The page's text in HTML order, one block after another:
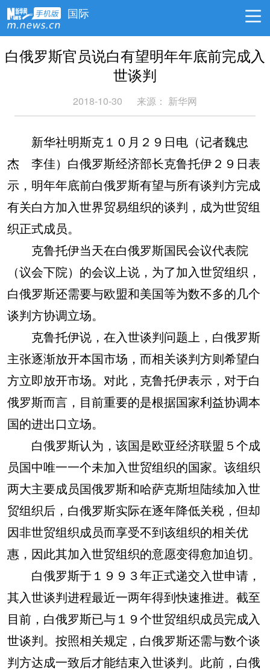
国际
白俄罗斯官员说白有望明年年底前完成入
世谈判
2018-10-30 来源： 新华网
新华社明斯克１０月２９日电（记者魏忠
杰 李佳）白俄罗斯经济部长克鲁托伊２９日表
示，明年年底前白俄罗斯有望与所有谈判方完成
有关白方加入世界贸易组织的谈判，成为世贸组
织正式成员。
克鲁托伊当天在白俄罗斯国民会议代表院
（议会下院）的会议上说，为了加入世贸组织，
白俄罗斯还需要与欧盟和美国等为数不多的几个
谈判方协调立场。
克鲁托伊说，在入世谈判问题上，白俄罗斯
主张逐渐放开本国市场，而相关谈判方则希望白
方立即放开市场。对此，克鲁托伊表示，对于白
俄罗斯而言，目前重要的是根据国家利益协调本
国的进出口立场。
白俄罗斯认为，该国是欧亚经济联盟５个成
员国中唯一一个未加入世贸组织的国家。该组织
两大主要成员国俄罗斯和哈萨克斯坦陆续加入世
贸组织后，白俄罗斯实际在逐年降低关税，但却
因非世贸组织成员而享受不到该组织的相关优
惠，因此其加入世贸组织的意愿变得愈加迫切。
白俄罗斯于１９９３年正式递交入世申请，
其入世谈判进程最近一两年得到快速推进。截至
目前，白俄罗斯已与１９个世贸组织成员完成入
世谈判。按照相关规定，白俄罗斯还需与数个谈
判方达成一致后才能结束入世谈判。此前，白俄